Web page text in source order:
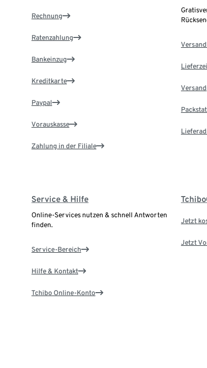
Rechnung
Ratenzahlung
Bankeinzug
Kreditkarte
Paypal
Vorauskasse
Zahlung in der Filiale
Service & Hilfe
Online-Services nutzen & schnell Antworten
finden.
Service-Bereich
Hilfe & Kontakt
Tchibo Online-Konto
Jetzt
Jetzt